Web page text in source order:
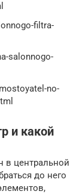
filtra-
salonnogo-
no-
и какой
в центральной
до него